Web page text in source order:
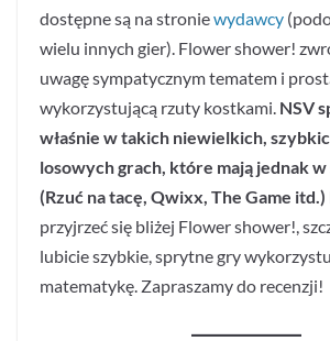
dostępne są na stroniewydawcy
wielu innych gier). Flower shower!
uwagę sympatycznym tematem i
wykorzystującą rzuty kostkami. NSV
właśnie w takich niewielkich,
losowych grach, które mają jednak w
(Rzuć na tacę, Qwixx, The Game itd.)
przyjrzeć się bliżej Flower shower!,
lubicie szybkie, sprytne gry
matematykę. Zapraszamy do recenzji!